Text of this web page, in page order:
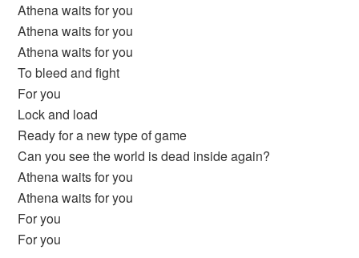
Athena waits for you
Athena waits for you
Athena waits for you
To bleed and fight
For you
Lock and load
Ready for a new type of game
Can you see the world is dead inside again?
Athena waits for you
Athena waits for you
For you
For you